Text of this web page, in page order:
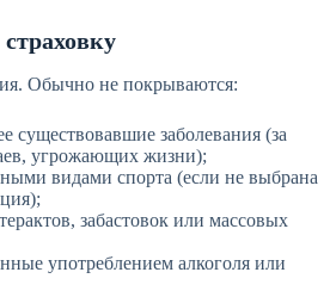
Обычно не покрываются:
существовавшие заболевания (за
угрожающих жизни);
видами спорта (если не выбрана
забастовок или массовых
употреблением алкоголя или